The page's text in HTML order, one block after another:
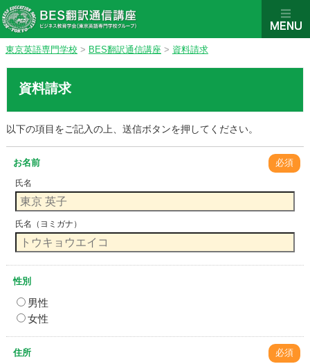
東京英語専門学校 > BES翻訳通信講座 > 資料請求
資料請求
以下の項目をご記入の上、送信ボタンを押してください。
お名前 必須
氏名
氏名（ヨミガナ）
性別
男性
女性
住所 必須